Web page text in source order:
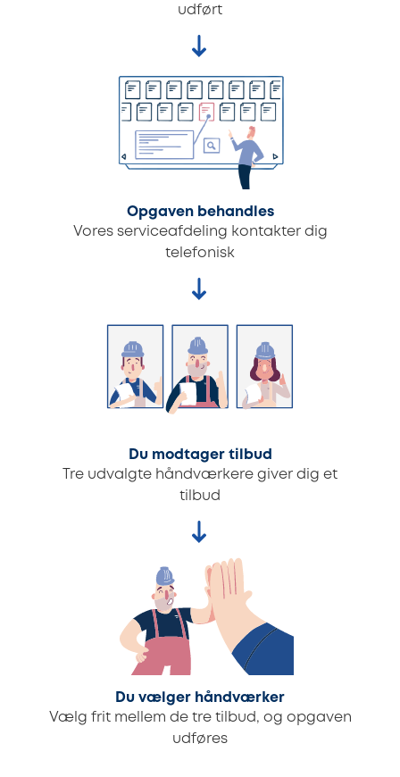
udført
Opgaven behandles
Vores serviceafdeling kontakter dig
telefonisk
Du modtager tilbud
Tre udvalgte håndværkere giver dig et
tilbud
Du vælger håndværker
Vælg frit mellem de tre tilbud, og opgaven
udføres